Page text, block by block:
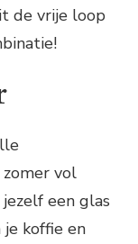
de vrije loop
vol
een glas
koffie en